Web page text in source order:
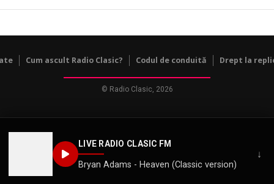
LIVE RADIO CLASIC FM
Bryan Adams - Heaven (Classic version)
↓
Cum ascult Radio Clasic? Codul de conduită Drept la
© Radio Clasic, 2026